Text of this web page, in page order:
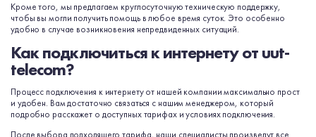
Кроме того, мы предлагаем круглосуточную техническую поддержку,
чтобы вы могли получить помощь в любое время суток. Это особенно
удобно в случае возникновения непредвиденных ситуаций.
Как подключиться к интернету от uut-
telecom?
Процесс подключения к интернету от нашей компании максимально прост
и удобен. Вам достаточно связаться с нашим менеджером, который
подробно расскажет о доступных тарифах и условиях подключения.